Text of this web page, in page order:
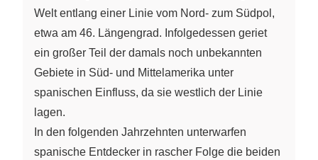
Welt entlang einer Linie vom Nord- zum Südpol,
etwa am 46. Längengrad. Infolgedessen geriet
ein großer Teil der damals noch unbekannten
Gebiete in Süd- und Mittelamerika unter
spanischen Einfluss, da sie westlich der Linie
lagen.
In den folgenden Jahrzehnten unterwarfen
spanische Entdecker in rascher Folge die beiden